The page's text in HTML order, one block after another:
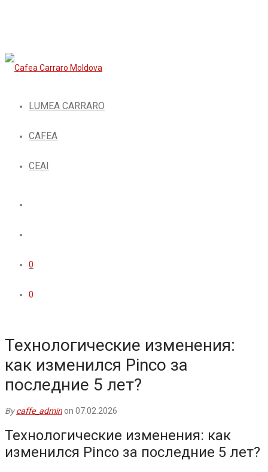
LUMEA CARRARO
CAFEA
CEAI
0
0
Технологические изменения:
как изменился Pinco за
последние 5 лет?
Bycaffe_admin on 07.02.2026
Технологические изменения: как
изменился Pinco за последние 5 лет?